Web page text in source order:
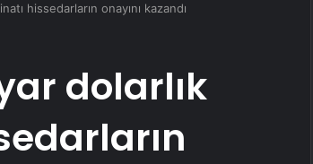
hissedarların onayını kazandı
dolarlık